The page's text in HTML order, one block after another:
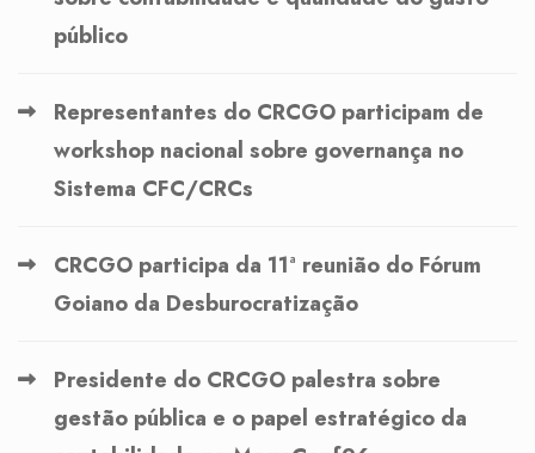
público
Representantes do CRCGO participam de
workshop nacional sobre governança no
Sistema CFC/CRCs
CRCGO participa da 11ª reunião do Fórum
Goiano da Desburocratização
Presidente do CRCGO palestra sobre
gestão pública e o papel estratégico da